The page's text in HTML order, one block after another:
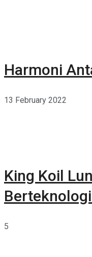
Harmoni
13 February 2022
King Koil
5